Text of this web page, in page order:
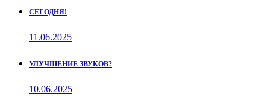
СЕГОДНЯ!
11.06.2025
УЛУЧШЕНИЕ ЗВУКОВ?
10.06.2025